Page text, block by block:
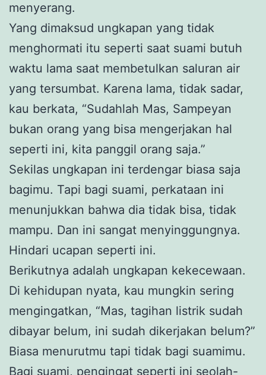
menyerang.
Yang dimaksud ungkapan yang tidak
menghormati itu seperti saat suami butuh
waktu lama saat membetulkan saluran air
yang tersumbat. Karena lama, tidak sadar,
kau berkata, “Sudahlah Mas, Sampeyan
bukan orang yang bisa mengerjakan hal
seperti ini, kita panggil orang saja.”
Sekilas ungkapan ini terdengar biasa saja
bagimu. Tapi bagi suami, perkataan ini
menunjukkan bahwa dia tidak bisa, tidak
mampu. Dan ini sangat menyinggungnya.
Hindari ucapan seperti ini.
Berikutnya adalah ungkapan kekecewaan.
Di kehidupan nyata, kau mungkin sering
mengingatkan, “Mas, tagihan listrik sudah
dibayar belum, ini sudah dikerjakan belum?”
Biasa menurutmu tapi tidak bagi suamimu.
Bagi suami, pengingat seperti ini seolah-